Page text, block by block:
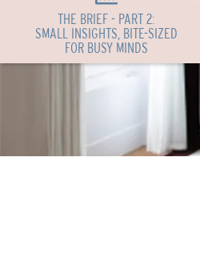
THE BRIEF - PART 2:
SMALL INSIGHTS, BITE-SIZED
FOR BUSY MINDS